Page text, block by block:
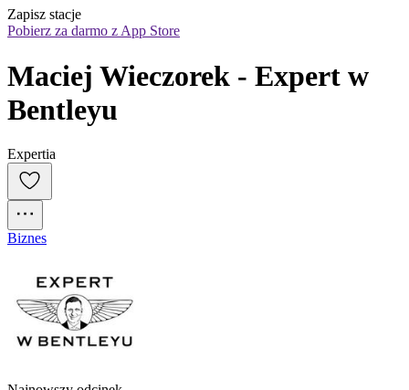
Zapisz stacje
Pobierz za darmo z App Store
Maciej Wieczorek - Expert w
Bentleyu
Expertia
Biznes